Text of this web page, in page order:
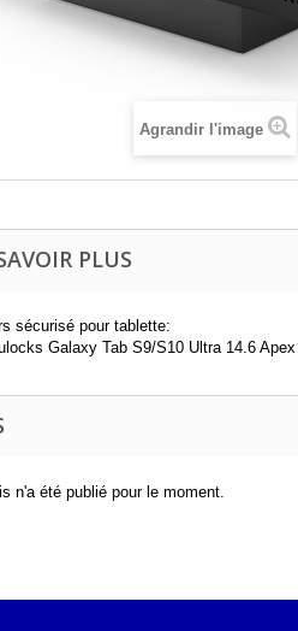
Agrandir l'image
PLUS
sécurisé pour tablette:
Galaxy Tab S9/S10 Ultra 14.6
n'a été publié pour le moment.